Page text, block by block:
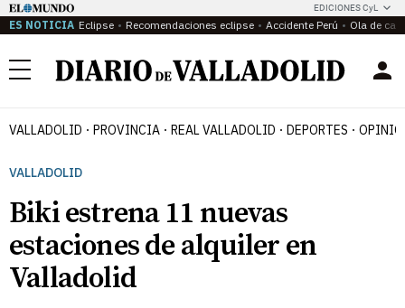
EDICIONES CyL
ES NOTICIA Eclipse Recomendaciones eclipse Accidente Perú Ola de
Menú
VALLADOLID PROVINCIA REAL VALLADOLID DEPORTES
VALLADOLID
Biki estrena 11 nuevas
estaciones de alquiler en
Valladolid